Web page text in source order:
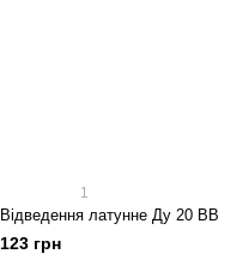
1
Відведення латунне Ду 20 ВВ
123 грн